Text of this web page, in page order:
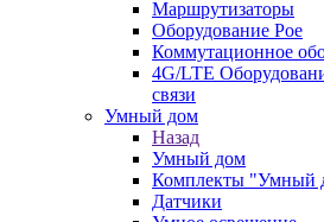
Маршрутизаторы
Оборудование Poe
Коммутационное
4G/LTE
связи
Умный дом
Назад
Умный дом
Комплекты "Умный
Датчики